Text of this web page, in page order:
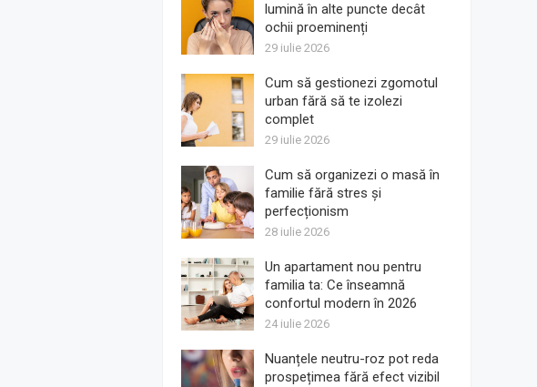
lumină în alte puncte decât
ochii proeminenți
29 iulie 2026
Cum să gestionezi zgomotul
urban fără să te izolezi
complet
29 iulie 2026
Cum să organizezi o masă în
familie fără stres și
perfecționism
28 iulie 2026
Un apartament nou pentru
familia ta: Ce înseamnă
confortul modern în 2026
24 iulie 2026
Nuanțele neutru-roz pot reda
prospețimea fără efect vizibil